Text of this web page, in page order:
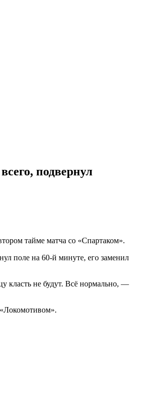
подвернул
тайме матча со «Спартаком».
поле на 60‑й минуте, его заменил
класть не будут. Всё нормально, —